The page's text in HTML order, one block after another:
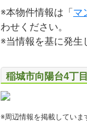
※本物件情報は「 マ
わせください。
※当情報を基に発生
稲城市向陽台4丁
※周辺情報を掲載していま